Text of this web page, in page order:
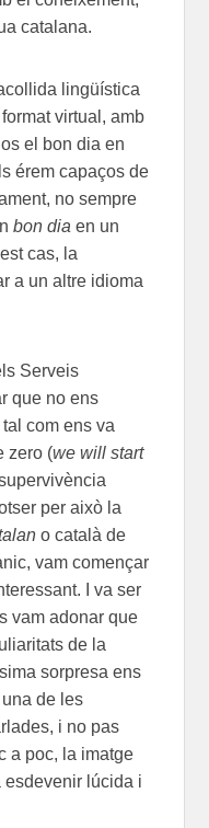
catalana.
lingüística
virtual, amb
el bon dia en
érem capaços de
no sempre
bon dia en un
cas, la
a un altre idioma
Serveis
que no ens
com ens va
zero (we will start
per això la
o català de
vam començar
I va ser
vam adonar que
de la
sorpresa ens
de les
i no pas
a poc, la imatge
esdevenir lúcida i